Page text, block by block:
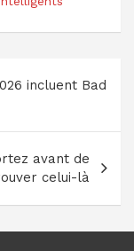
incluent Bad
avant de
celui-là